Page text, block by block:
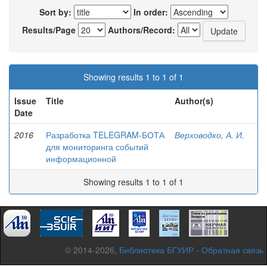
Sort by:
In order:
Results/Page
Authors/Record:
Showing results 1 to 1 of 1
Issue
Date
Title Author(s)
2016
Разработка TELEGRAM-БОТА
для мониторинга событий
информационной
Верховодко, А. И.
Showing results 1 to 1 of 1
© 2014-2026, Библиотека БГУИР - Обратная связь